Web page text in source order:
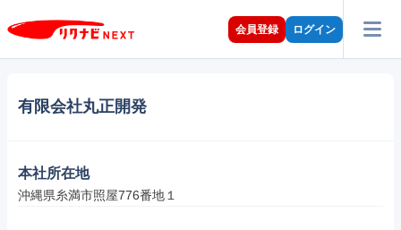
会員登録 ログイン
有限会社丸正開発
本社所在地
沖縄県糸満市照屋776番地１